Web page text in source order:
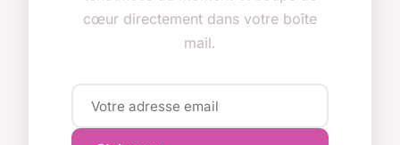
cœur directement dans votre boîte
mail.